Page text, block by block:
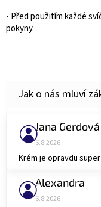
- Před použitím každé
pokyny.
Jana Gerdová
Hodnocení
6.8.2026
Krém je opravdu super
Alexandra
Hodnocení
6.8.2026